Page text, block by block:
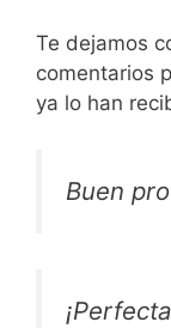
Te dejamos
comentarios
ya lo han
Buen